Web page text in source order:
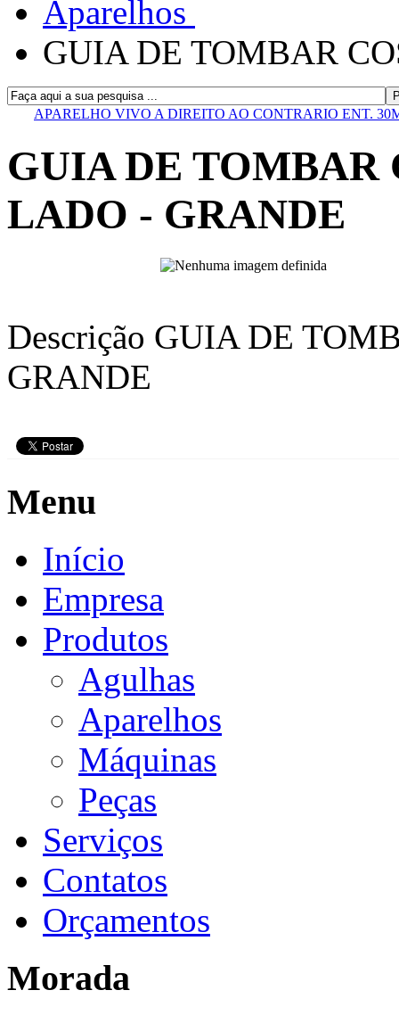
Aparelhos
GUIA DE TOMBAR
APARELHO VIVO A DIREITO AO CONTRARIO ENT.
GUIA DE TOMBAR
LADO - GRANDE
Descrição GUIA DE
GRANDE
Menu
Início
Empresa
Produtos
Agulhas
Aparelhos
Máquinas
Peças
Serviços
Contatos
Orçamentos
Morada